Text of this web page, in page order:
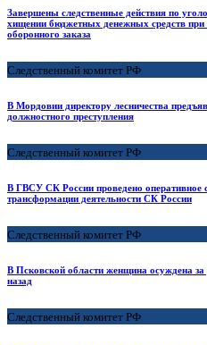
Завершены следственные действия по
хищении бюджетных денежных средств при
оборонного заказа
Следственный комитет РФ
В Мордовии директору лесничества
должностного преступления
Следственный комитет РФ
В ГВСУ СК России проведено оперативное
трансформации деятельности СК России
Следственный комитет РФ
В Псковской области женщина осуждена за
назад
Следственный комитет РФ